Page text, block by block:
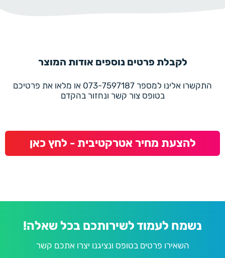
לקבלת פרטים נוספים אודות המוצר
התקשרו אלינו למספר 073-7597187 או מלאו את פרטיכם
בטופס צור קשר ונחזור בהקדם
להצעת מחיר אטרקטיבית - לחץ כאן
נשמח לעמוד לשירותכם בכל שאלה!
השאירו פרטים בטופס ונציגנו יצרו אתכם קשר